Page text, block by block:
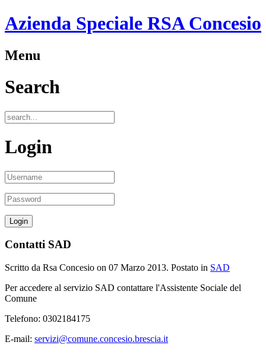
Azienda Speciale RSA Concesio
Menu
Search
Login
Contatti SAD
Scritto da Rsa Concesio on 07 Marzo 2013. Postato in SAD
Per accedere al servizio SAD contattare l'Assistente Sociale del
Comune
Telefono: 0302184175
E-mail: servizi@comune.concesio.brescia.it